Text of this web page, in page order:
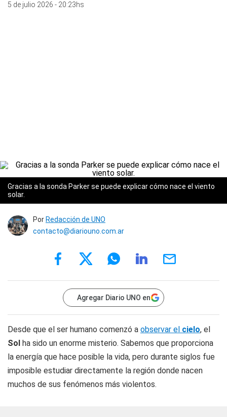
5 de julio 2026 - 20:23hs
Gracias a la sonda Parker se puede explicar cómo nace el viento
solar.
Por Redacción de UNO
contacto@diariouno.com.ar
Agregar Diario UNO en
Desde que el ser humano comenzó a observar el cielo, el
Sol ha sido un enorme misterio. Sabemos que proporciona
la energía que hace posible la vida, pero durante siglos fue
imposible estudiar directamente la región donde nacen
muchos de sus fenómenos más violentos.